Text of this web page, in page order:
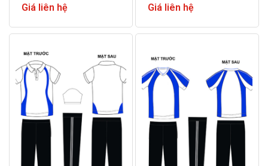
Giá liên hệ Giá liên hệ